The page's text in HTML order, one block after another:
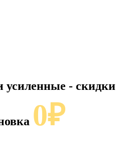
усиленные - скидки
0₽